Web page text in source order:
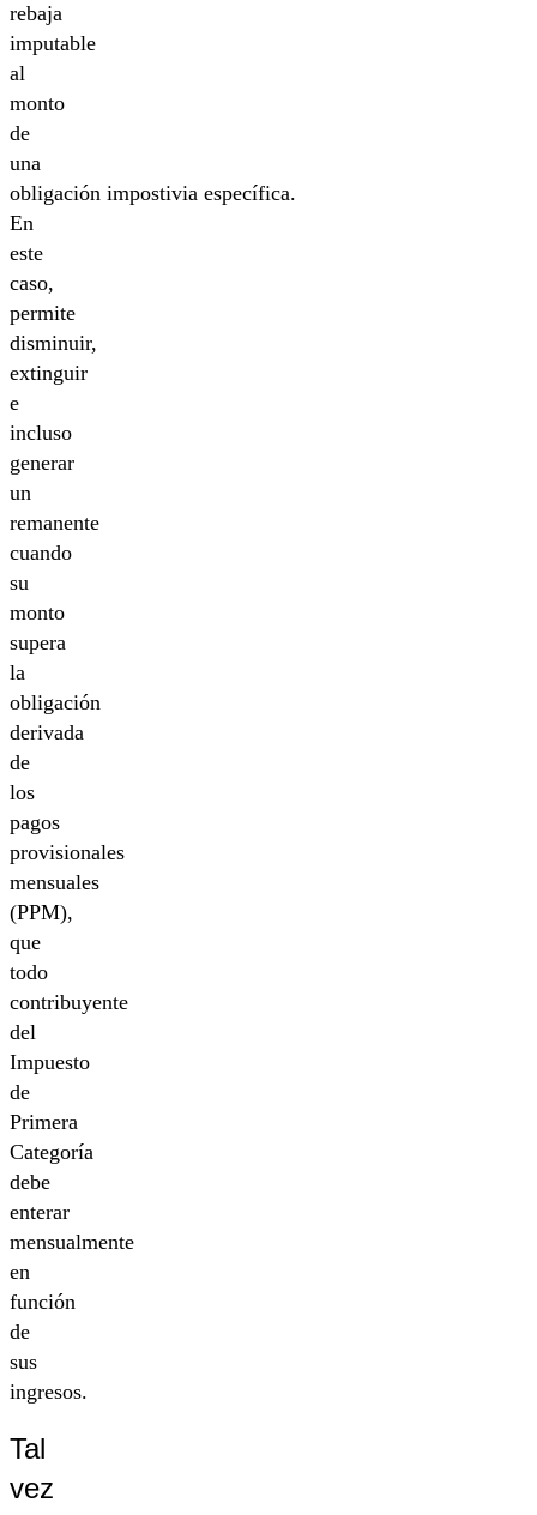
rebaja
imputable
al
monto
de
una
obligación impostivia específica.
En
este
caso,
permite
disminuir,
extinguir
e
incluso
generar
un
remanente
cuando
su
monto
supera
la
obligación
derivada
de
los
pagos
provisionales
mensuales
(PPM),
que
todo
contribuyente
del
Impuesto
de
Primera
Categoría
debe
enterar
mensualmente
en
función
de
sus
ingresos.
Tal
vez